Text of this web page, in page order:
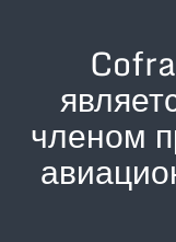
членом